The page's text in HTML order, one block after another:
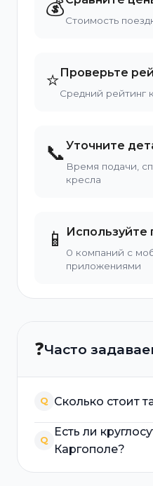
💰
Стоимость
⭐Проверьте
Средний рейтинг
📞Уточните
Время подачи,
кресла
📱 Используйте
0 компаний с
приложениями
❓Часто
Q Сколько стоит
Q
Есть ли
Каргополе?